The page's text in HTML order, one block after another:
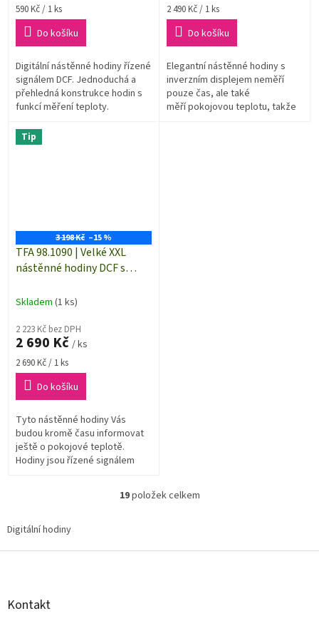
Měrná
cena:
590 Kč / 1 ks
Do košíku
Digitální nástěnné hodiny řízené
signálem DCF. Jednoduchá a
přehledná konstrukce hodin s
funkcí měření teploty.
Měrná
cena:
2 490 Kč / 1 ks
Do košíku
Elegantní nástěnné hodiny s
inverzním displejem neměří
pouze čas, ale také
měří pokojovou teplotu, takže
Tip
3 198 Kč –15 %
TFA 98.1090 | Velké XXL
nástěnné hodiny DCF s
420×270×45 mm
Skladem (1 ks)
2 223 Kč bez DPH
2 690 Kč / ks
Měrná
cena:
2 690 Kč / 1 ks
Do košíku
Tyto nástěnné hodiny Vás
budou kromě času informovat
ještě o pokojové teplotě.
Hodiny jsou řízené signálem
O
d
19položek celkem
Digitální hodiny
Z
Kontakt